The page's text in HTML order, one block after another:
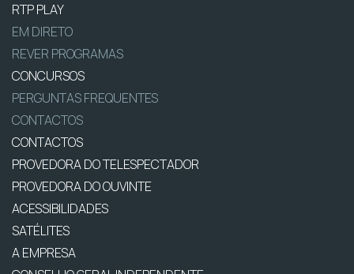
RTP PLAY
EM DIRETO
REVER PROGRAMAS
CONCURSOS
PERGUNTAS FREQUENTES
CONTACTOS
CONTACTOS
PROVEDORA DO TELESPECTADOR
PROVEDORA DO OUVINTE
ACESSIBILIDADES
SATÉLITES
A EMPRESA